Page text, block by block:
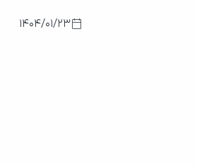
1404/01/23